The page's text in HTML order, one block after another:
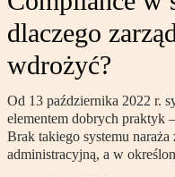
dlaczego
wdrożyć?
Od 13 października 2022 r.
elementem dobrych praktyk
Brak takiego systemu
administracyjną, a w